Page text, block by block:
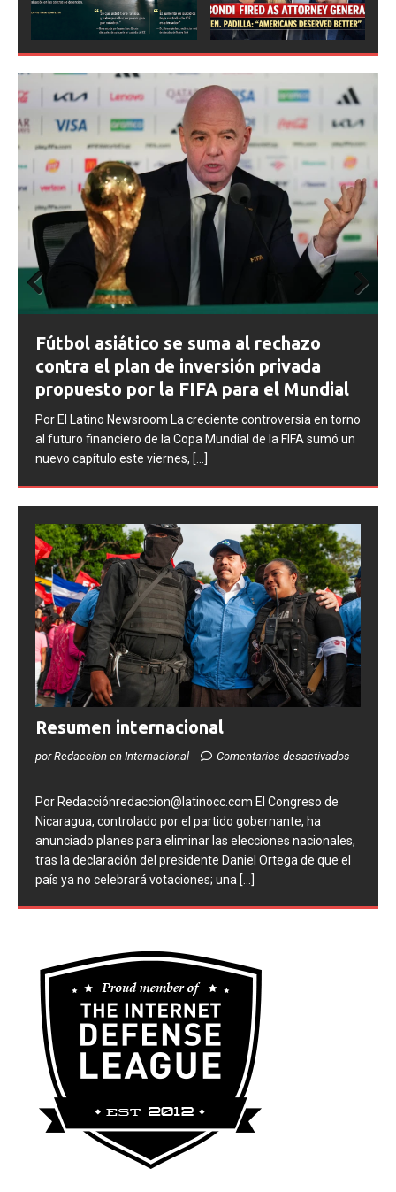
Prev
Next
FIFA abre expedientes disciplinarios
contra Argentina tras los incidentes en
la final del Mundial 2026
Por El Latino Newsroom La FIFA inició una serie de
procesos disciplinarios contra la Asociación del Fútbol
Argentino (AFA), cuatro integrantes de la selección
argentina
Prev
Resumen internacional
por Redaccion en Internacional Comentarios desactivados
Por Redacciónredaccion@latinocc.com El Congreso de
Nicaragua, controlado por el partido gobernante, ha
anunciado planes para eliminar las elecciones nacionales,
tras la declaración del presidente Daniel Ortega de que el
país ya no celebrará votaciones; una [...]